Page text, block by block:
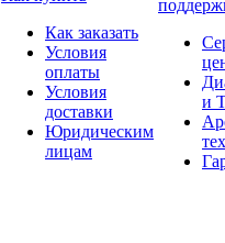
Как заказать
Условия
оплаты
Условия
доставки
Юридическим
лицам
и